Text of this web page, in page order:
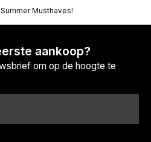
Musthaves!
aankoop?
om op de hoogte te